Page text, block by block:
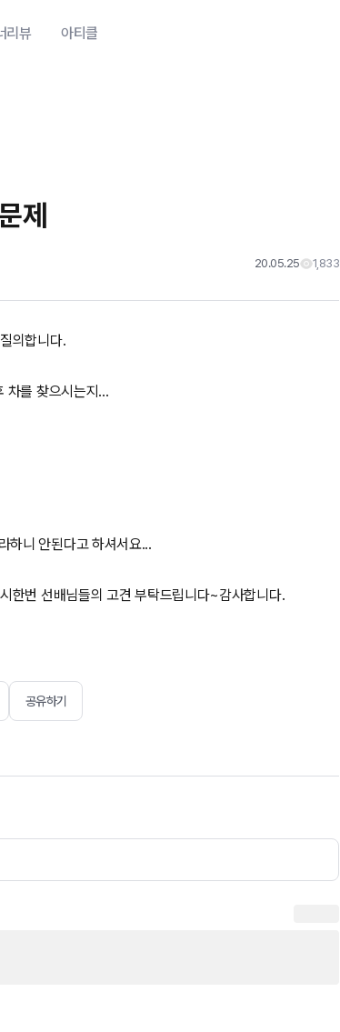
리뷰 아티클
제
20.05.25 1,833
의합니다.
차를 찾으시는지...
하니 안된다고 하셔서요...
한번 선배님들의 고견 부탁드립니다~감사합니다.
공유하기